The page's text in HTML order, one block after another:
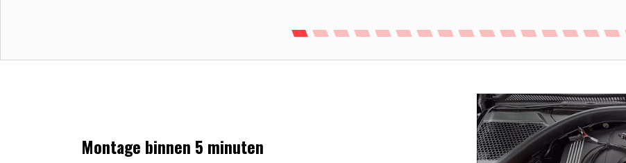
Montage binnen 5 minuten